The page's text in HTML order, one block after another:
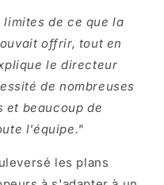
de ce que la
offrir, tout en
le directeur
de nombreuses
beaucoup de
l'équipe."
les plans